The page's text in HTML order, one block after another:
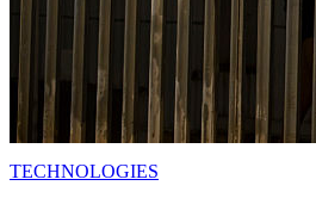
TECHNOLOGIES